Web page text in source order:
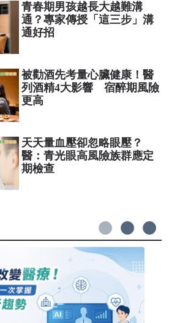
青春期男孩越長大越難溝
通？專家傳授「這三步」溝
通好招
被勸酒先考量心臟健康！醫
列酒精4大影響 宿醉期風險
更高
天天量血壓卻忽略眼壓？
醫：青光眼高風險族群應定
期檢查